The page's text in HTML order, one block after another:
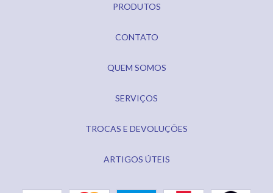
PRODUTOS
CONTATO
QUEM SOMOS
SERVIÇOS
TROCAS E DEVOLUÇÕES
ARTIGOS ÚTEIS